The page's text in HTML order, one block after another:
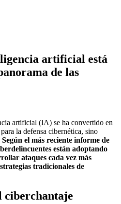
artificial está
de las
artificial (IA) se ha convertido en
la defensa cibernética, sino
Según el más reciente informe de
están adoptando
ataques cada vez más
tradicionales de
ciberchantaje